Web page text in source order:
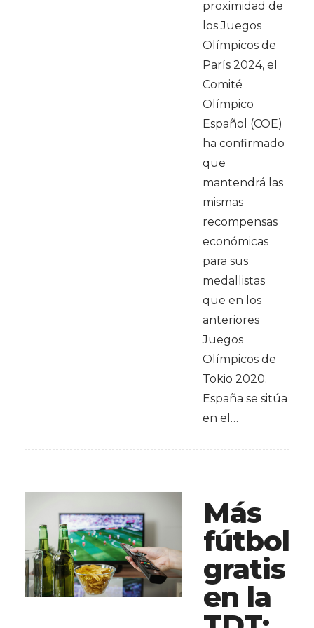
proximidad de
los Juegos
Olímpicos de
París 2024, el
Comité
Olímpico
Español (COE)
ha confirmado
que
mantendrá las
mismas
recompensas
económicas
para sus
medallistas
que en los
anteriores
Juegos
Olímpicos de
Tokio 2020.
España se sitúa
en el…
Más
fútbol
gratis
en la